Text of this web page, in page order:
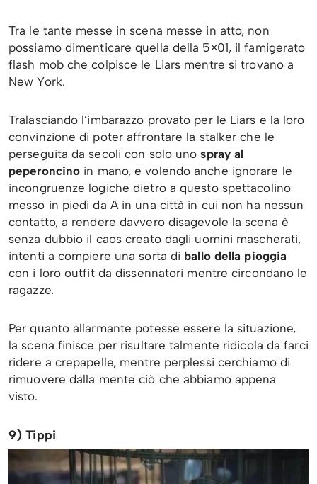
Tra le tante messe in scena messe in atto, non
possiamo dimenticare quella della 5×01, il famigerato
flash mob che colpisce le Liars mentre si trovano a
New York.
Tralasciando l’imbarazzo provato per le Liars e la loro
convinzione di poter affrontare la stalker che le
perseguita da secoli con solo unospray al
peperoncino in mano, e volendo anche ignorare le
incongruenze logiche dietro a questo spettacolino
messo in piedi da A in una città in cui non ha nessun
contatto, a rendere davvero disagevole la scena è
senza dubbio il caos creato dagli uomini mascherati,
intenti a compiere una sorta di ballo della pioggia
con i loro outfit da dissennatori mentre circondano le
ragazze.
Per quanto allarmante potesse essere la situazione,
la scena finisce per risultare talmente ridicola da farci
ridere a crepapelle, mentre perplessi cerchiamo di
rimuovere dalla mente ciò che abbiamo appena
visto.
9) Tippi